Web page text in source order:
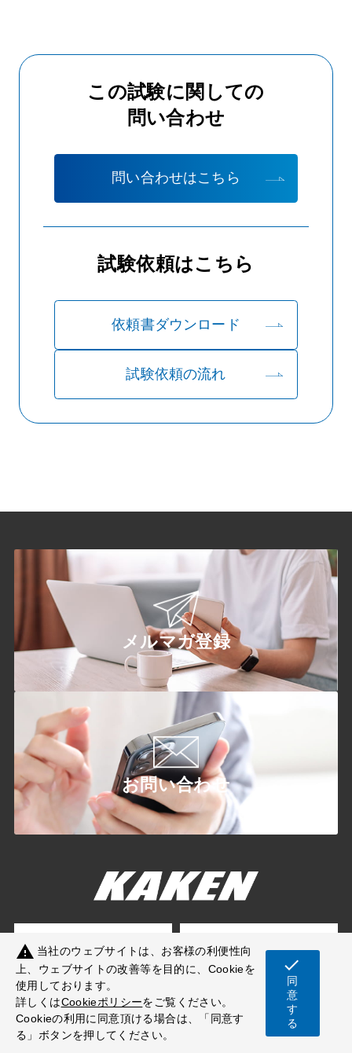
この試験に関しての
問い合わせ
問い合わせはこちら
試験依頼はこちら
依頼書ダウンロード
試験依頼の流れ
メルマガ登録
お問い合わせ
試験を探す お知らせ
warning 当社のウェブサイトは、お客様の利便性向
上、ウェブサイトの改善等を目的に、Cookieを
使用しております。
詳しくはCookieポリシーをご覧ください。
Cookieの利用に同意頂ける場合は、「同意す
る」ボタンを押してください。
check
同
意
す
る